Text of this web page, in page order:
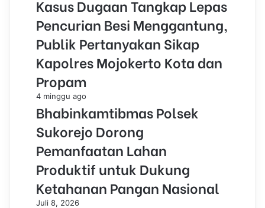
Kasus Dugaan Tangkap Lepas
Pencurian Besi Menggantung,
Publik Pertanyakan Sikap
Kapolres Mojokerto Kota dan
Propam
4 minggu ago
Bhabinkamtibmas Polsek
Sukorejo Dorong
Pemanfaatan Lahan
Produktif untuk Dukung
Ketahanan Pangan Nasional
Juli 8, 2026